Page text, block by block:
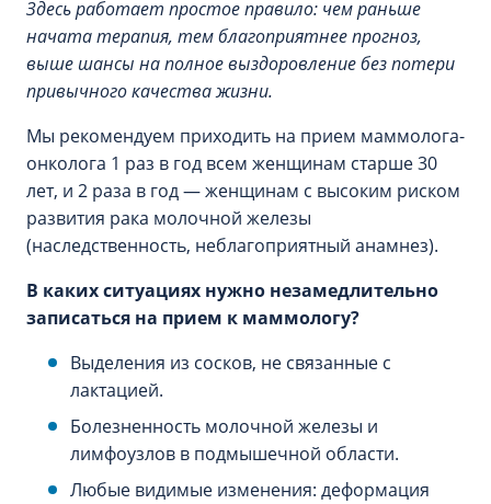
Здесь работает простое правило: чем раньше
начата терапия, тем благоприятнее прогноз,
выше шансы на полное выздоровление без потери
привычного качества жизни.
Мы рекомендуем приходить на прием маммолога-
онколога 1 раз в год всем женщинам старше 30
лет, и 2 раза в год — женщинам с высоким риском
развития рака молочной железы
(наследственность, неблагоприятный анамнез).
В каких ситуациях нужно незамедлительно
записаться на прием к маммологу?
Выделения из сосков, не связанные с
лактацией.
Болезненность молочной железы и
лимфоузлов в подмышечной области.
Любые видимые изменения: деформация